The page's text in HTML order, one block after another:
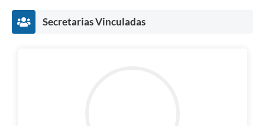
Secretarias Vinculadas